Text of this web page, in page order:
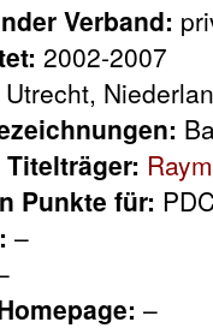
Verband:
2002-2007
Utrecht,
Punkte für:
–
–